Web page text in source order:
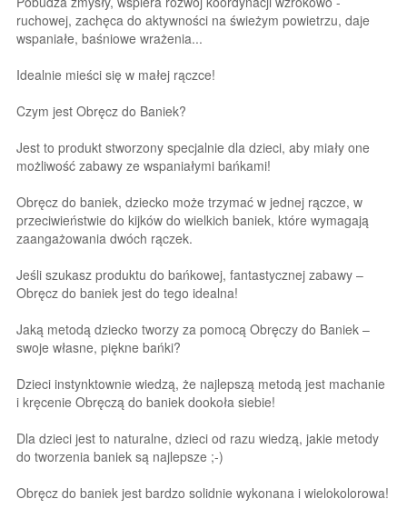
ruchowej, zachęca do aktywności na świeżym powietrzu, daje
wspaniałe, baśniowe wrażenia...
Idealnie mieści się w małej rączce!
Czym jest Obręcz do Baniek?
Jest to produkt stworzony specjalnie dla dzieci, aby miały one
możliwość zabawy ze wspaniałymi bańkami!
Obręcz do baniek, dziecko może trzymać w jednej rączce, w
przeciwieństwie do kijków do wielkich baniek, które wymagają
zaangażowania dwóch rączek.
Jeśli szukasz produktu do bańkowej, fantastycznej zabawy –
Obręcz do baniek jest do tego idealna!
Jaką metodą dziecko tworzy za pomocą Obręczy do Baniek –
swoje własne, piękne bańki?
Dzieci instynktownie wiedzą, że najlepszą metodą jest machanie
i kręcenie Obręczą do baniek dookoła siebie!
Dla dzieci jest to naturalne, dzieci od razu wiedzą, jakie metody
do tworzenia baniek są najlepsze ;-)
Obręcz do baniek jest bardzo solidnie wykonana i wielokolorowa!